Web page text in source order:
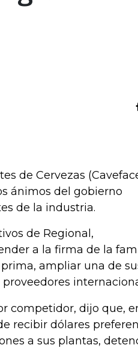
de Cervezas
ánimos del gobierno
de la industria.
de Regional,
a la firma de la
ampliar una de
competidor, dijo que,
recibir dólares
a sus plantas,